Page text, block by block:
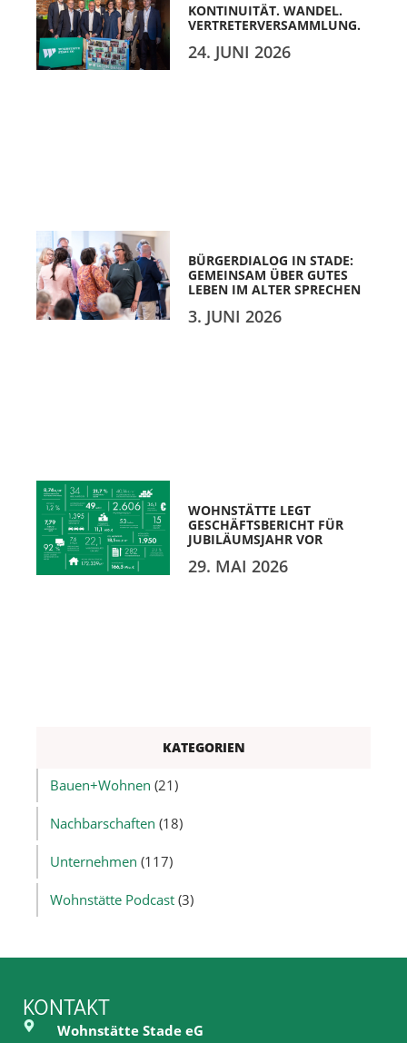
KONTINUITÄT. WANDEL.
VERTRETERVERSAMMLUNG.
24. JUNI 2026
BÜRGERDIALOG IN STADE:
GEMEINSAM ÜBER GUTES
LEBEN IM ALTER SPRECHEN
3. JUNI 2026
WOHNSTÄTTE LEGT
GESCHÄFTSBERICHT FÜR
JUBILÄUMSJAHR VOR
29. MAI 2026
KATEGORIEN
Bauen+Wohnen (21)
Nachbarschaften (18)
Unternehmen (117)
Wohnstätte Podcast (3)
KONTAKT
Wohnstätte Stade eG